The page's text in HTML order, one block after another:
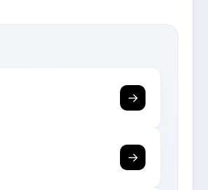
→
→